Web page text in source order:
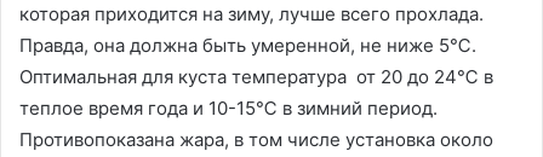
которая приходится на зиму, лучше всего прохлада.
Правда, она должна быть умеренной, не ниже 5℃.
Оптимальная для куста температура от 20 до 24℃ в
теплое время года и 10-15℃ в зимний период.
Противопоказана жара, в том числе установка около